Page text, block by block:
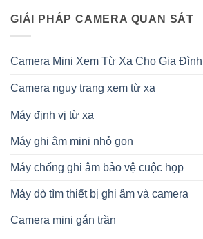
GIẢI PHÁP CAMERA QUAN SÁT
Camera Mini Xem Từ Xa Cho Gia
Camera ngụy trang xem từ xa
Máy định vị từ xa
Máy ghi âm mini nhỏ gọn
Máy chống ghi âm bảo vệ cuộc họp
Máy dò tìm thiết bị ghi âm và camera
Camera mini gắn trần